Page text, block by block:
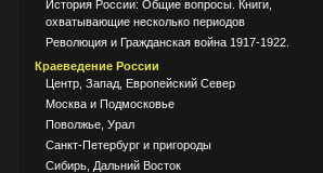
История России: Общие вопросы. Книги,
охватывающие несколько периодов
Революция и Гражданская война 1917-1922.
Краеведение России
Центр, Запад, Европейский Север
Москва и Подмосковье
Поволжье, Урал
Санкт-Петербург и пригороды
Сибирь, Дальний Восток